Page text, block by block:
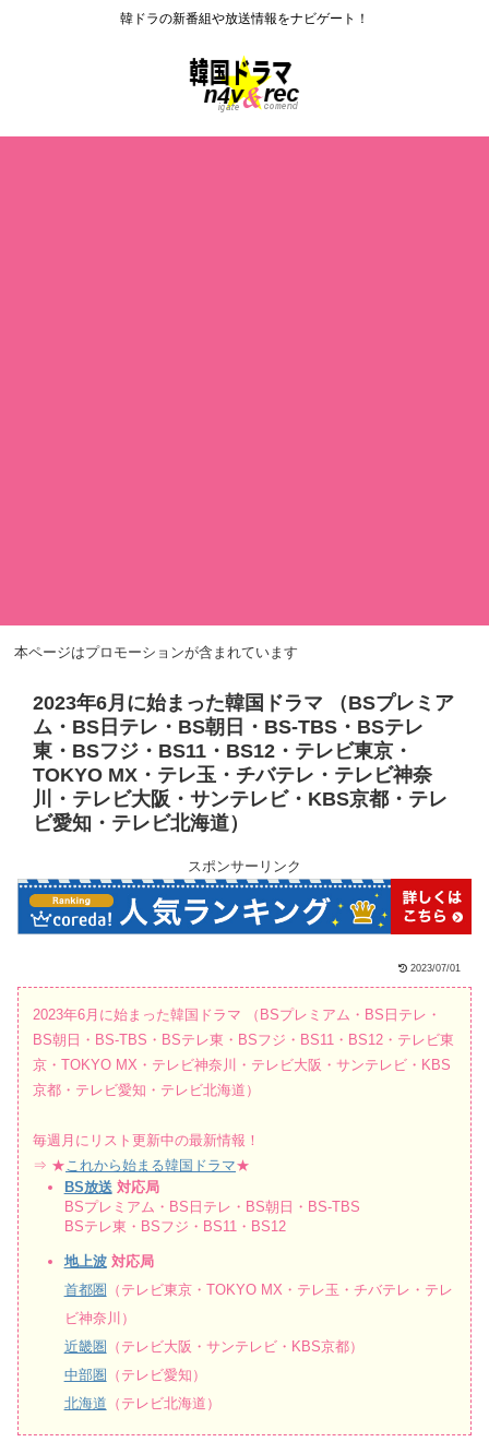
韓ドラの新番組や放送情報をナビゲート！
本ページはプロモーションが含まれています
2023年6月に始まった韓国ドラマ （BSプレミア
ム・BS日テレ・BS朝日・BS-TBS・BSテレ
東・BSフジ・BS11・BS12・テレビ東京・
TOKYO MX・テレ玉・チバテレ・テレビ神奈
川・テレビ大阪・サンテレビ・KBS京都・テレ
ビ愛知・テレビ北海道）
スポンサーリンク
2023/07/01
2023年6月に始まった韓国ドラマ （BSプレミアム・BS日テレ・
BS朝日・BS-TBS・BSテレ東・BSフジ・BS11・BS12・テレビ東
京・TOKYO MX・テレビ神奈川・テレビ大阪・サンテレビ・KBS
京都・テレビ愛知・テレビ北海道）
毎週月にリスト更新中の最新情報！
⇒ ★ これから始まる韓国ドラマ★
BS放送 対応局
BSプレミアム・BS日テレ・BS朝日・BS-TBS
BSテレ東・BSフジ・BS11・BS12
地上波対応局
首都圏 （テレビ東京・TOKYO MX・テレ玉・チバテレ・テレ
ビ神奈川）
近畿圏 （テレビ大阪・サンテレビ・KBS京都）
中部圏 （テレビ愛知）
北海道 （テレビ北海道）